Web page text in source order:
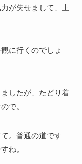
が失せまして、上
に行くのでしょ
したが、たどり着
で。
。普通の道です
ね。